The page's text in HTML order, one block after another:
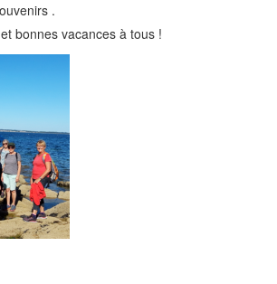
.
bonnes vacances à tous !